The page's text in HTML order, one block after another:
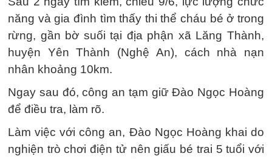
năng và gia đình tìm thấy thi thể cháu bé ở trong
rừng, gần bờ suối tại địa phận xã Lăng Thành,
huyện Yên Thành (Nghệ An), cách nhà nạn
nhân khoảng 10km.
Ngay sau đó, công an tạm giữ Đào Ngọc Hoàng
để điều tra, làm rõ.
Làm việc với công an, Đào Ngọc Hoàng khai do
nghiện trò chơi điện tử nên giấu bé trai 5 tuổi với